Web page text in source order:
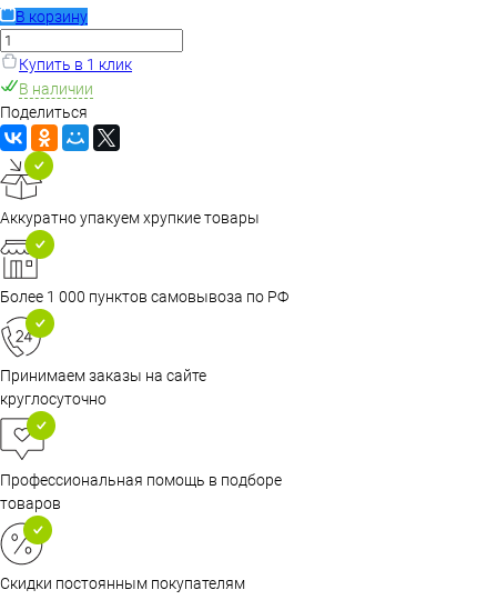
В корзину
Купить в 1 клик
В наличии
Поделиться
Аккуратно упакуем хрупкие товары
Более 1 000 пунктов самовывоза по РФ
Принимаем заказы на сайте
круглосуточно
Профессиональная помощь в подборе
товаров
Скидки постоянным покупателям